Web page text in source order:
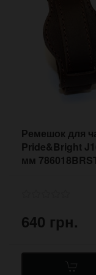
Ремешок для
Pride&Bright
мм
640 грн.